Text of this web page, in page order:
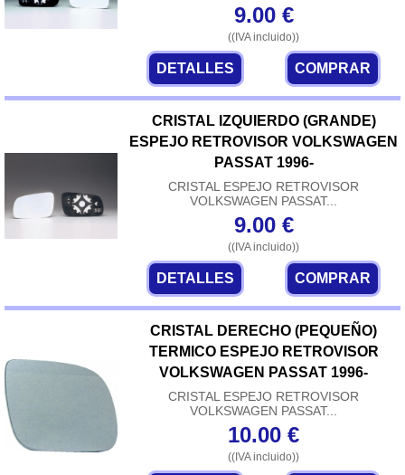
9.00€
((IVA incluido))
DETALLES COMPRAR
CRISTAL IZQUIERDO (GRANDE)
ESPEJO RETROVISOR VOLKSWAGEN
PASSAT 1996-
CRISTAL ESPEJO RETROVISOR
VOLKSWAGEN PASSAT...
9.00€
((IVA incluido))
DETALLES COMPRAR
CRISTAL DERECHO (PEQUEÑO)
TERMICO ESPEJO RETROVISOR
VOLKSWAGEN PASSAT 1996-
CRISTAL ESPEJO RETROVISOR
VOLKSWAGEN PASSAT...
10.00 €
((IVA incluido))